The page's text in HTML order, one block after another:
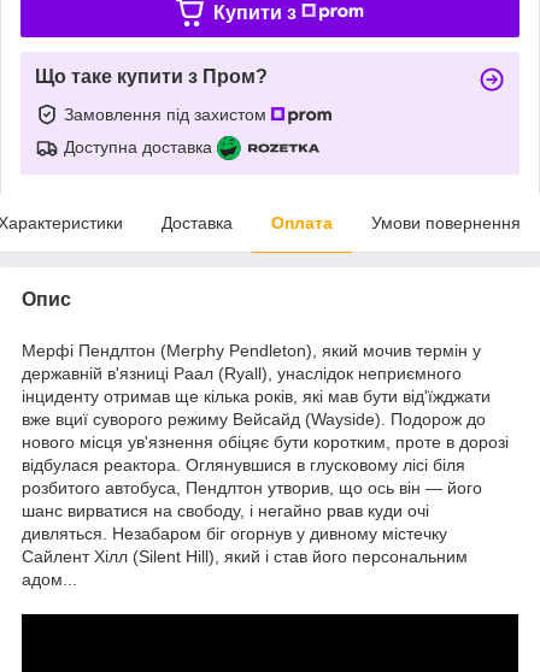
Купити з
Що таке купити з Пром?
Замовлення під захистом
Доступна доставка
Доставка Оплата Умови повернення
Опис
Мерфі Пендлтон (Merphy Pendleton), який мочив термін у
державній в'язниці Раал (Ryall), унаслідок неприємного
інциденту отримав ще кілька років, які мав бути від'їжджати
вже вциї суворого режиму Вейсайд (Wayside). Подорож до
нового місця ув'язнення обіцяє бути коротким, проте в дорозі
відбулася реактора. Оглянувшися в глусковому лісі біля
розбитого автобуса, Пендлтон утворив, що ось він — його
шанс вирватися на свободу, і негайно рвав куди очі
дивляться. Незабаром біг огорнув у дивному містечку
Сайлент Хілл (Silent Hill), який і став його персональним
адом...